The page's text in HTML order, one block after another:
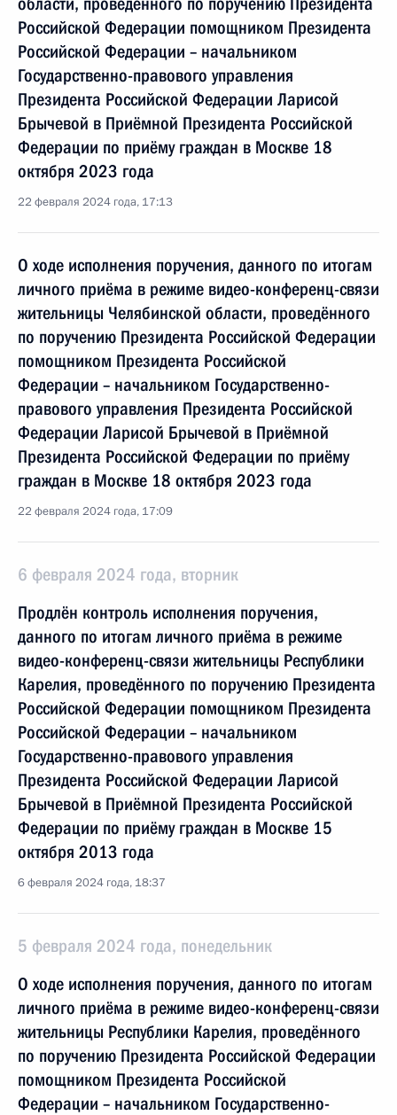
Российской Федерации помощником Президента
Российской Федерации – начальником
Государственно-правового управления
Президента Российской Федерации Ларисой
Брычевой в Приёмной Президента Российской
Федерации по приёму граждан в Москве 18
октября 2023 года
22 февраля 2024 года, 17:13
О ходе исполнения поручения, данного по итогам
личного приёма в режиме видео-конференц-связи
жительницы Челябинской области, проведённого
по поручению Президента Российской Федерации
помощником Президента Российской
Федерации – начальником Государственно-
правового управления Президента Российской
Федерации Ларисой Брычевой в Приёмной
Президента Российской Федерации по приёму
граждан в Москве 18 октября 2023 года
22 февраля 2024 года, 17:09
6 февраля 2024 года, вторник
Продлён контроль исполнения поручения,
данного по итогам личного приёма в режиме
видео-конференц-связи жительницы Республики
Карелия, проведённого по поручению Президента
Российской Федерации помощником Президента
Российской Федерации – начальником
Государственно-правового управления
Президента Российской Федерации Ларисой
Брычевой в Приёмной Президента Российской
Федерации по приёму граждан в Москве 15
октября 2013 года
6 февраля 2024 года, 18:37
5 февраля 2024 года, понедельник
О ходе исполнения поручения, данного по итогам
личного приёма в режиме видео-конференц-связи
жительницы Республики Карелия, проведённого
по поручению Президента Российской Федерации
помощником Президента Российской
Федерации – начальником Государственно-